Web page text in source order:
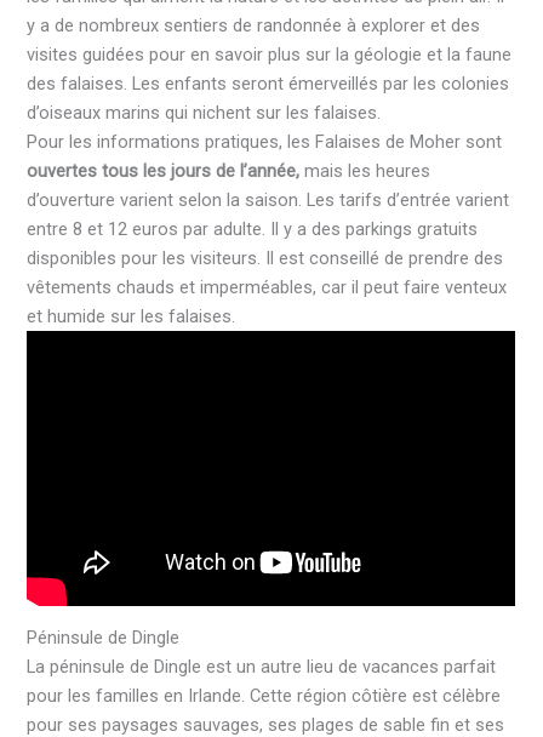
y a de nombreux sentiers de randonnée à explorer et des
visites guidées pour en savoir plus sur la géologie et la faune
des falaises. Les enfants seront émerveillés par les colonies
d’oiseaux marins qui nichent sur les falaises.
Pour les informations pratiques, les Falaises de Moher sont
ouvertes tous les jours de l’année, mais les heures
d’ouverture varient selon la saison. Les tarifs d’entrée varient
entre 8 et 12 euros par adulte. Il y a des parkings gratuits
disponibles pour les visiteurs. Il est conseillé de prendre des
vêtements chauds et imperméables, car il peut faire venteux
et humide sur les falaises.
Péninsule de Dingle
La péninsule de Dingle est un autre lieu de vacances parfait
pour les familles en Irlande. Cette région côtière est célèbre
pour ses paysages sauvages, ses plages de sable fin et ses